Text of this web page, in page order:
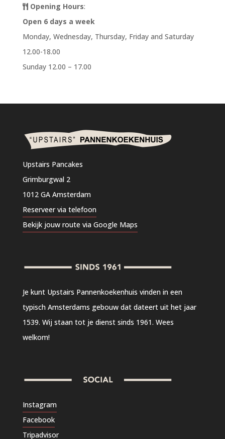
Opening Hours:
Open 6 days a week
Monday, Wednesday, Thursday, Friday and Saturday
12.00-18.00
Sunday 12.00 – 17.00
Upstairs Pancakes
Grimburgwal 2
1012 GA Amsterdam
Reserveer via telefoon
Bekijk jouw route via Google Maps
Je kunt Upstairs Pannenkoekenhuis vinden in een
typisch Amsterdams gebouw dat dateert uit het jaar
1539. Wij staan tot je dienst sinds 1961. Wees
welkom!
Instagram
Facebook
Tripadvisor